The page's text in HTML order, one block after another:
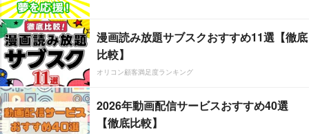
漫画読み放題サブスクおすすめ11選【徹底
比較】
オリコン顧客満足度ランキング
2026年動画配信サービスおすすめ40選
【徹底比較】